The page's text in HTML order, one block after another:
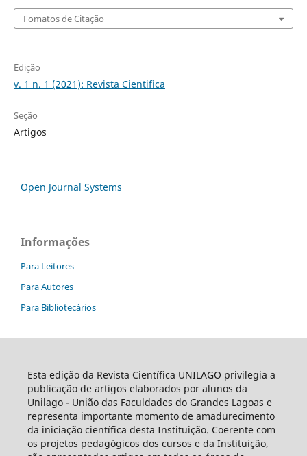
Fomatos de Citação
Edição
v. 1 n. 1 (2021): Revista Cientifica
Seção
Artigos
Open Journal Systems
Informações
Para Leitores
Para Autores
Para Bibliotecários
Esta edição da Revista Científica UNILAGO privilegia a
publicação de artigos elaborados por alunos da
Unilago - União das Faculdades do Grandes Lagoas e
representa importante momento de amadurecimento
da iniciação científica desta Instituição. Coerente com
os projetos pedagógicos dos cursos e da Instituição,